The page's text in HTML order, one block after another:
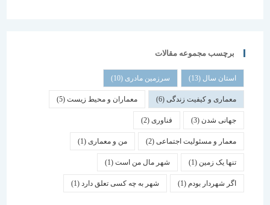
برچسب مجموعه مقالات
استان سال(13) سرزمین مادری(10)
معماری و کیفیت زندگی(6) معماران و محیط زیست(5)
جهانی شدن(3) فناوری (2)
معمار و مسئولیت اجتماعی (2) من و معماری (1)
تنها یک زمین(1) شهر مال من است(1)
اگر شهردار بودم (1) شهر به چه کسی تعلق دارد(1)